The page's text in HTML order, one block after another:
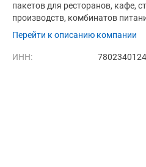
пакетов для ресторанов, кафе,
производств, комбинатов
Перейти к описанию компании
ИНН: 7802340124